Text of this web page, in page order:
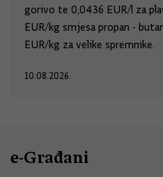
gorivo te 0,0436 EUR/l za
EUR/kg smjesa propan -
EUR/kg za velike spremnike.
10.08.2026.
e-Građani